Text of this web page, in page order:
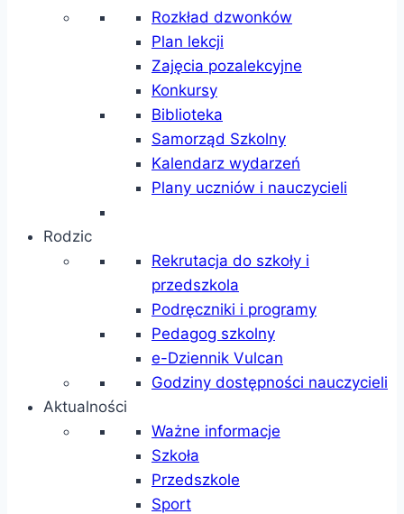
Rozkład dzwonków
Plan lekcji
Zajęcia pozalekcyjne
Konkursy
Biblioteka
Samorząd Szkolny
Kalendarz wydarzeń
Plany uczniów i nauczycieli
Rodzic
Rekrutacja do szkoły i
przedszkola
Podręczniki i programy
Pedagog szkolny
e-Dziennik Vulcan
Godziny dostępności nauczycieli
Aktualności
Ważne informacje
Szkoła
Przedszkole
Sport